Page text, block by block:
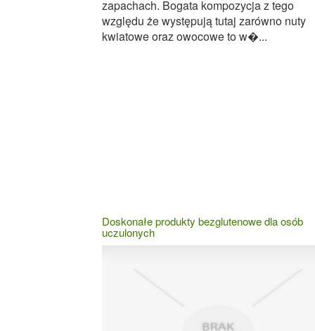
zapachach. Bogata kompozycja z tego
względu że występują tutaj zarówno nuty
kwiatowe oraz owocowe to w�...
Doskonałe produkty bezglutenowe dla osób
uczulonych